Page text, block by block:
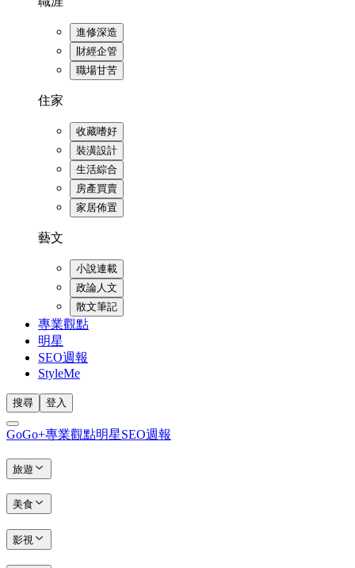
進修深造
財經企管
職場甘苦
住家
收藏嗜好
裝潢設計
生活綜合
房產買賣
家居佈置
藝文
小說連載
政論人文
散文筆記
專業觀點
明星
SEO週報
StyleMe
搜尋 登入
GoGo+專業觀點明星SEO週報
旅遊
美食
影視